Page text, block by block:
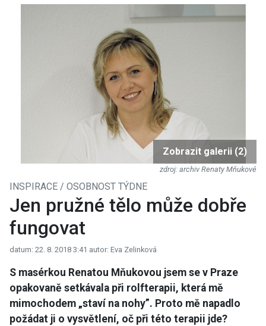
Zobrazit galerii (2)
archiv Renaty Mňukové
INSPIRACE / OSOBNOST TÝDNE
Jen pružné tělo může dobře
fungovat
datum: 22. 8. 2018 3:41 autor: Eva Zelinková
S masérkou Renatou Mňukovou jsem se v Praze
opakovaně setkávala při rolfterapii, která mě
mimochodem „staví na nohy”. Proto mě napadlo
požádat ji o vysvětlení, oč při této terapii jde?